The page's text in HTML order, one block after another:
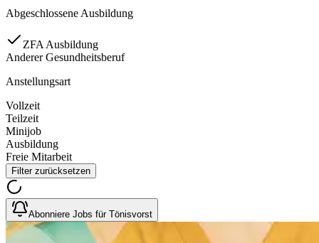
Abgeschlossene Ausbildung
ZFA Ausbildung
Anderer Gesundheitsberuf
Anstellungsart
Vollzeit
Teilzeit
Minijob
Ausbildung
Freie Mitarbeit
Filter zurücksetzen
Abonniere Jobs für Tönisvorst